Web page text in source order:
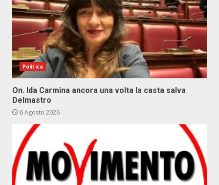
Politica
On. Ida Carmina ancora una volta la casta salva
Delmastro
6 Agosto 2026